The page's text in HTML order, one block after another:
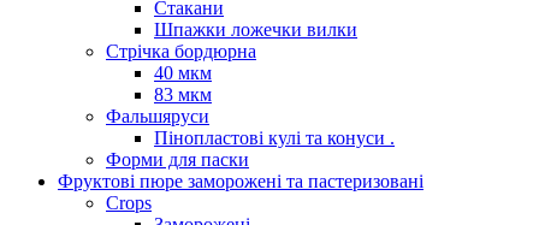
Стакани
Шпажки ложечки вилки
Стрічка бордюрна
40 мкм
83 мкм
Фальшяруси
Пінопластові кулі та конуси .
Форми для паски
Фруктові пюре заморожені та пастеризовані
Crops